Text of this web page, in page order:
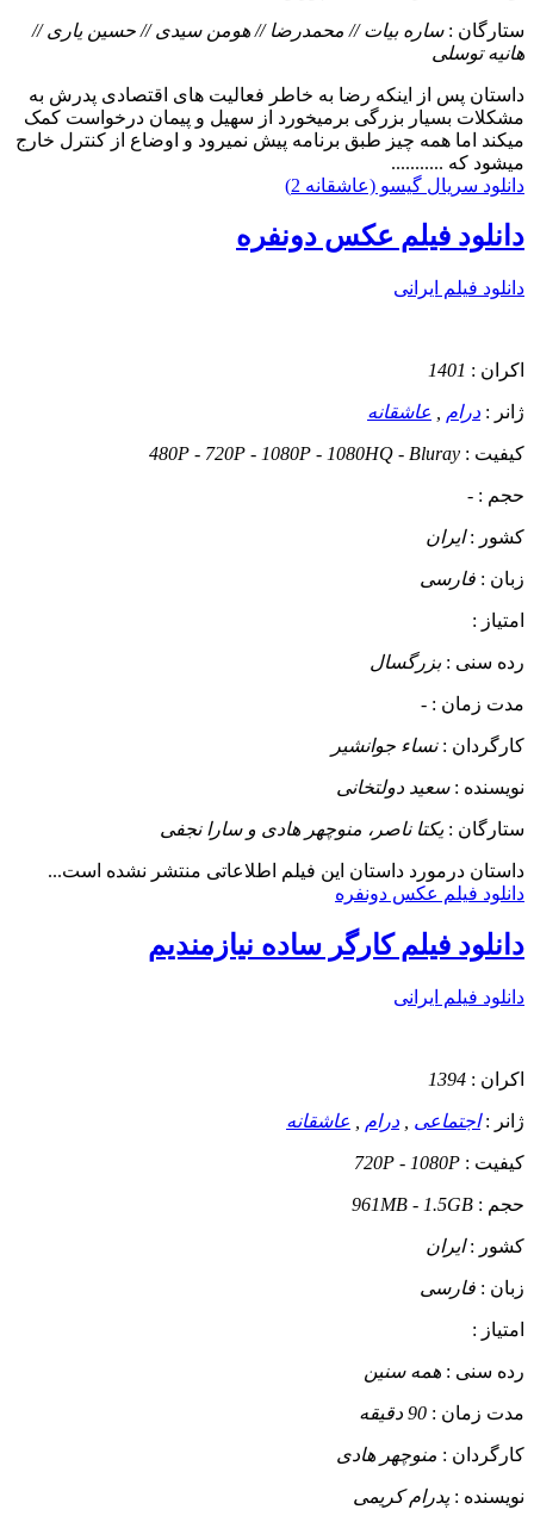
ستارگان :ساره بیات // محمدرضا // هومن سیدی // حسین یاری //
هانیه توسلی
داستان پس از اینکه رضا به خاطر فعالیت های اقتصادی پدرش به
مشکلات بسیار بزرگی برمیخورد از سهیل و پیمان درخواست کمک
میکند اما همه چیز طبق برنامه پیش نمیرود و اوضاع از کنترل خارج
میشود که ...........
دانلود سریال گیسو (عاشقانه 2)
دانلود فیلم عکس دونفره
دانلود فیلم ایرانی
اکران : 1401
ژانر : درام عاشقانه
کیفیت : 480P - 720P - 1080P - 1080HQ - Bluray
حجم : -
کشور :ایران
زبان : فارسی
امتیاز :
رده سنی :بزرگسال
مدت زمان : -
کارگردان :نساء جوانشیر
نویسنده :سعید دولتخانی
ستارگان :یکتا ناصر، منوچهر هادی و سارا نجفی
داستان درمورد داستان این فیلم اطلاعاتی منتشر نشده است...
دانلود فیلم عکس دونفره
دانلود فیلم کارگر ساده نیازمندیم
دانلود فیلم ایرانی
اکران : 1394
ژانر :اجتماعی درام عاشقانه
کیفیت : 720P - 1080P
حجم : 961MB - 1.5GB
کشور :ایران
زبان : فارسی
امتیاز :
رده سنی : همه سنین
مدت زمان : 90 دقیقه
کارگردان : منوچهر هادی
نویسنده :پدرام کریمی